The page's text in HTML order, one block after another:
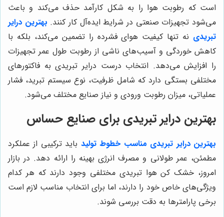
است که رطوبت هوا را به شکل کارآمد حذف می‌کند و باعث
می‌شود تجهیزات صنعتی در شرایط ایده‌آل کار کنند. بهترین درایر
تبریدی نه تنها کیفیت هوای فشرده را تضمین می‌کند، بلکه با
کاهش خوردگی و آسیب‌های ناشی از رطوبت طول عمر تجهیزات
را افزایش می‌دهد. انتخاب درست درایر تبریدی به فاکتورهای
مختلفی بستگی دارد که شامل ظرفیت، نوع سیستم تبرید، فشار
عملیاتی، میزان رطوبت ورودی و نیاز صنایع مختلف می‌شود.
بهترین درایر تبریدی برای صنایع حساس
بهترین درایر تبریدی مناسب خطوط تولید باید ترکیبی از عملکرد
مطمئن، عمر طولانی و مصرف انرژی بهینه را ارائه دهد. در بازار
امروز، خشک کن هوا تبریدی مختلفی وجود دارند که هر کدام
ویژگی‌های خاص خود را دارند، اما برای انتخاب مناسب لازم است
برخی پارامترها به دقت بررسی شوند.